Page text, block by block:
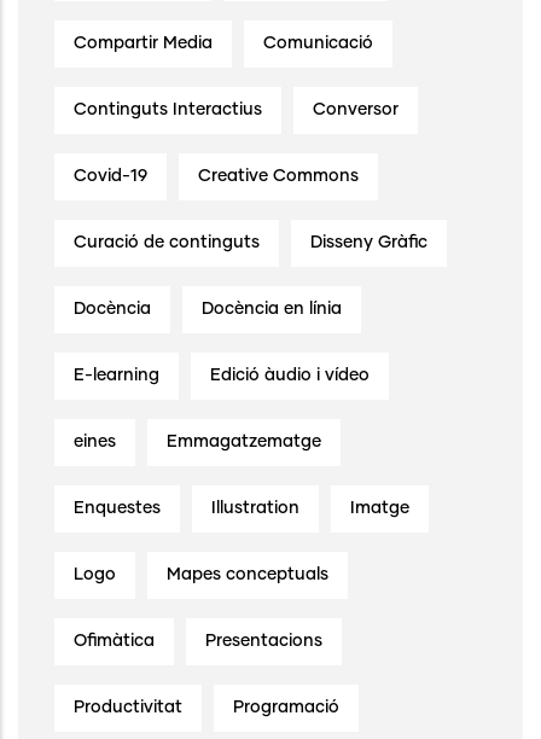
Compartir Media Comunicació
Continguts Interactius Conversor
Covid-19 Creative Commons
Curació de continguts Disseny Gràfic
Docència Docència en línia
E-learning Edició àudio i vídeo
eines Emmagatzematge
Enquestes Illustration Imatge
Logo Mapes conceptuals
Ofimàtica Presentacions
Productivitat Programació